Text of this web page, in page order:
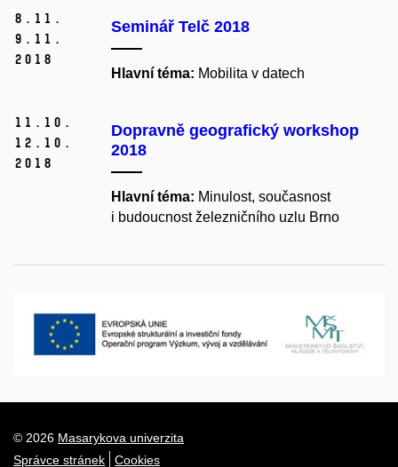
8. 11.
9. 11.
2018
Seminář Telč 2018
Hlavní téma: Mobilita v datech
11. 10.
12. 10.
2018
Dopravně geografický workshop
2018
Hlavní téma: Minulost, současnost
i budoucnost železničního uzlu Brno
© 2026 Masarykova univerzita
Správce stránek
Cookies